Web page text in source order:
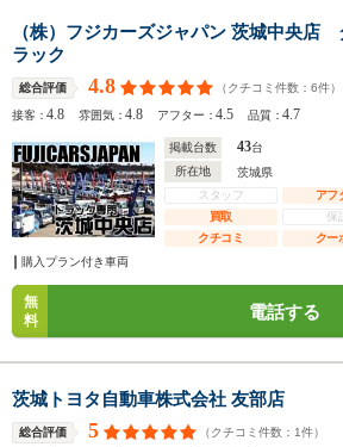
（株）フジカーズジャパン 茨城中央店
ラック
総合評価 4.8 （クチコミ件数： 6件）
接客：4.8 雰囲気：4.8 アフター：4.5 品質：4.7
掲載台数 43台
所在地
茨城県
スタッフ
アフ
買取
保証
クチコミ
クー
購入プラン付き車両
無
料
電話する
茨城トヨタ自動車株式会社 友部店
総合評価 5 （クチコミ件数： 1件）